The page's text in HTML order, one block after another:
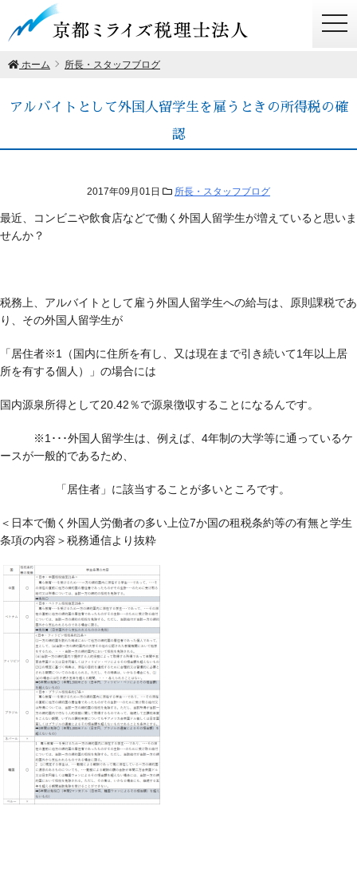
ホーム 所長・スタッフブログ
アルバイトとして外国人留学生を雇うときの所得税の確
認
2017年09月01日 所長・スタッフブログ
最近、コンビニや飲食店などで働く外国人留学生が増えていると思いま
せんか？
税務上、アルバイトとして雇う外国人留学生への給与は、原則課税であ
り、その外国人留学生が
「居住者※1（国内に住所を有し、又は現在まで引き続いて1年以上居
所を有する個人）」の場合には
国内源泉所得として20.42％で源泉徴収することになるんです。
※1･･･外国人留学生は、例えば、4年制の大学等に通っているケ
ースが一般的であるため、
「居住者」に該当することが多いところです。
＜日本で働く外国人労働者の多い上位7か国の租税条約等の有無と学生
条項の内容＞税務通信より抜粋